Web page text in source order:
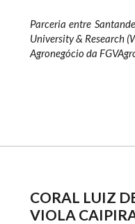
Parceria entre
University & Research
Agronegócio da
CORAL LUIZ
VIOLA